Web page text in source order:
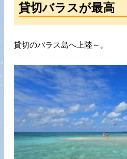
貸切バラスが最高
貸切のバラス島へ上陸～。